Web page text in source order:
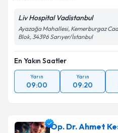
Liv Hospital Vadistanbul
Ayazağa Mahallesi, Kemerburgaz
Blok, 34396 Sarıyer/İstanbul
En Yakın Saatler
Yarın
09:00
Yarın
09:20
Op. Dr. Ahmet